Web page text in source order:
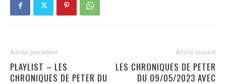
Article précédent
PLAYLIST – LES
CHRONIQUES DE PETER DU
Article suivant
LES CHRONIQUES DE PETER
DU 09/05/2023 AVEC